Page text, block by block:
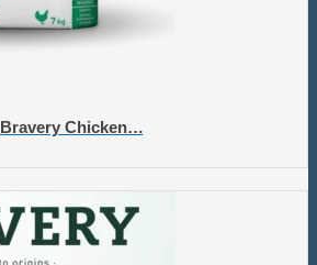
Bravery Chicken…